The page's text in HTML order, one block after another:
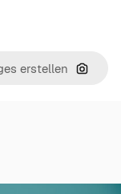
Nach